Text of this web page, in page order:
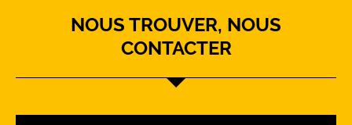
NOUS TROUVER, NOUS
CONTACTER